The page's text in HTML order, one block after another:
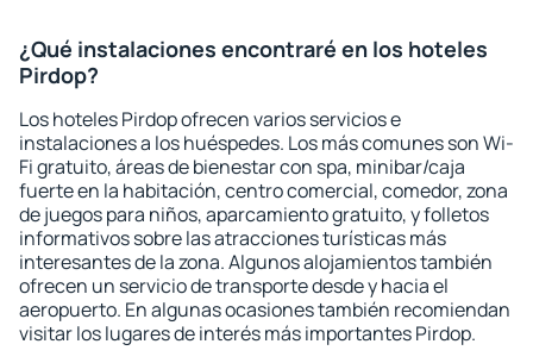
¿Qué instalaciones encontraré en los hoteles
Pirdop?
Los hoteles Pirdop ofrecen varios servicios e
instalaciones a los huéspedes. Los más comunes son Wi-
Fi gratuito, áreas de bienestar con spa, minibar/caja
fuerte en la habitación, centro comercial, comedor, zona
de juegos para niños, aparcamiento gratuito, y folletos
informativos sobre las atracciones turísticas más
interesantes de la zona. Algunos alojamientos también
ofrecen un servicio de transporte desde y hacia el
aeropuerto. En algunas ocasiones también recomiendan
visitar los lugares de interés más importantes Pirdop.